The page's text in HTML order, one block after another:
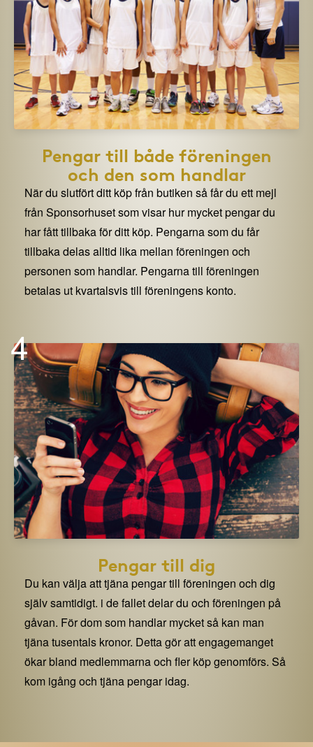
Pengar till både föreningen
och den som handlar
När du slutfört ditt köp från butiken så får du ett mejl
från Sponsorhuset som visar hur mycket pengar du
har fått tillbaka för ditt köp. Pengarna som du får
tillbaka delas alltid lika mellan föreningen och
personen som handlar. Pengarna till föreningen
betalas ut kvartalsvis till föreningens konto.
4
Pengar till dig
Du kan välja att tjäna pengar till föreningen och dig
själv samtidigt. i de fallet delar du och föreningen på
gåvan. För dom som handlar mycket så kan man
tjäna tusentals kronor. Detta gör att engagemanget
ökar bland medlemmarna och fler köp genomförs. Så
kom igång och tjäna pengar idag.